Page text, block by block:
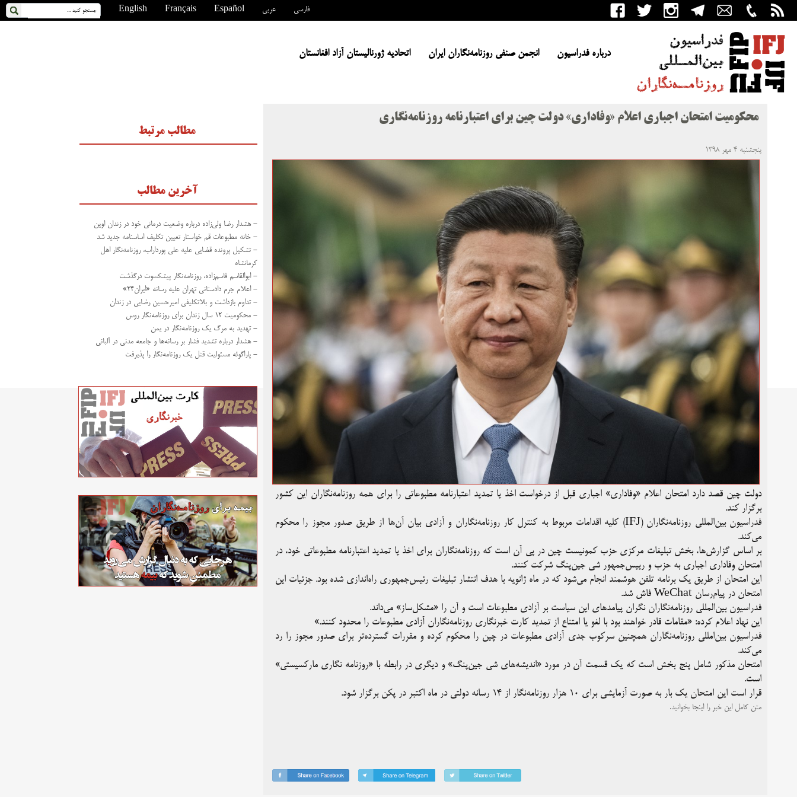
English Français Español عربی فارسی
درباره فدراسیون انجمن صنفی روزنامه‌نگاران ایران اتحادیه ژورنالیستان آزاد افغانستان
محکومیت امتحان اجباری اعلام «وفاداری» دولت چین برای اعتبارنامه روزنامه‌نگاری
پنجشنبه ۴ مهر ۱۳۹۸
دولت چین قصد دارد امتحان اعلام «وفاداری» اجباری قبل از درخواست اخذ یا تمدید اعتبارنامه مطبوعاتی را برای همه روزنامه‌نگاران این کشور
برگزار کند.
فدراسیون بین‌المللی روزنامه‌نگاران (IFJ) کلیه اقدامات مربوط به کنترل کار روزنامه‌نگاران و آزادی بیان آن‌ها از طریق صدور مجوز را محکوم
می‌کند.
بر اساس گزارش‌ها، بخش تبلیغات مرکزی حزب کمونیست چین در پی آن است که روزنامه‌نگاران برای اخذ یا تمدید اعتبارنامه مطبوعاتی خود، در
امتحان وفاداری اجباری به حزب و رییس‌جمهور شی جین‌پنگ شرکت کنند.
این امتحان از طریق یک برنامه تلفن هوشمند انجام می‌شود که در ماه ژانویه با هدف انتشار تبلیغات رئیس‌جمهوری راه‌اندازی شده بود. جزئیات این
امتحان در پیام‌رسان WeChat فاش شد.
فدراسیون بین‌المللی روزنامه‌نگاران نگران پیامدهای این سیاست بر آزادی مطبوعات است و آن را «مشکل‌ساز» می‌داند.
این نهاد اعلام کرده: «مقامات قادر خواهند بود با لغو یا امتناع از تمدید کارت خبرنگاری روزنامه‌نگاران آزادی مطبوعات را محدود کنند.»
فدراسیون بین‌امللی روزنامه‌نگاران همچنین سرکوب جدی آزادی مطبوعات در چین را محکوم کرده و مقررات گسترده‌تر برای صدور مجوز را رد
می‌کند.
امتحان مذکور شامل پنج بخش است که یک قسمت آن در مورد «اندیشه‌های شی جین‌پنگ» و دیگری در رابطه با «روزنامه نگاری مارکسیستی»
است.
قرار است این امتحان یک بار به صورت آزمایشی برای ۱۰ هزار روزنامه‌نگار از ۱۴ رسانه دولتی در ماه اکتبر در پکن برگزار شود.
متن کامل این خبر رااینجا بخوانید.
مطالب مرتبط
آخرین مطالب
- هشدار رضا ولی‌زاده درباره وضعیت درمانی خود در زندان اوین
- خانه مطبوعات قم خواستار تعیین تکلیف اساسنامه جدید شد
- تشکیل پرونده قضایی علیه علی پورداراب، روزنامه‌نگار اهل
کرمانشاه
- ابوالقاسم قاسم‌زاده، روزنامه‌نگار پیشکسوت درگذشت
- اعلام جرم دادستانی تهران علیه رسانه «ایران۲۴»
- تداوم بازداشت و بلاتکلیفی امیرحسین رضایی در زندان
- محکومیت ۱۲ سال زندان برای روزنامه‌نگار روس
- تهدید به مرگ یک روزنامه‌نگار در یمن
- هشدار درباره تشدید فشار بر رسانه‌ها و جامعه مدنی در آلبانی
- پاراگوئه مسئولیت قتل یک روزنامه‌نگار را پذیرفت